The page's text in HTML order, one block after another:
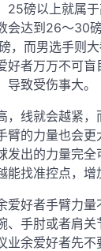
25磅以上就属
会达到26～30
，而男选手则
好者万万不可
致受伤事大。
，线就会越紧
臂的力量也会
出的力量完全
找准控点，增
爱好者手臂力
、手肘或者肩
业余爱好者先